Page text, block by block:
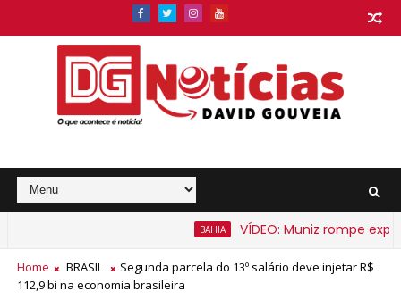
VÍDEO: Muniz rompe
na Bahia a partir de segunda-feira
Home BRASIL
Segunda parcela do 13º salário deve injetar R$
112,9 bi na economia brasileira